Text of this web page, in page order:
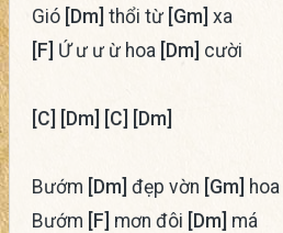
Gió [Dm] thổi từ [Gm] xa
[F] Ứ ư ư ừ hoa [Dm] cười
[C] [Dm] [C] [Dm]
Bướm [Dm] đẹp vờn [Gm] hoa
Bướm
[F] mơn đôi [Dm] má